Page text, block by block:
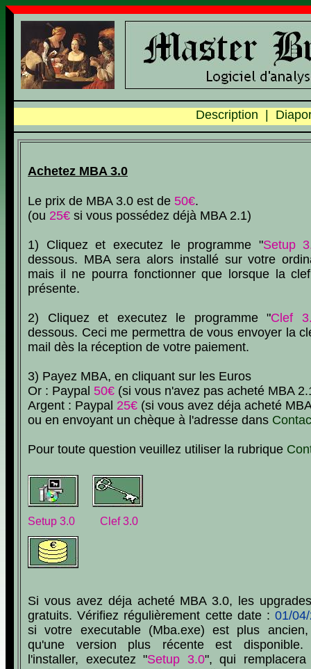
Description
Achetez MBA 3.0
Le prix de MBA 3.0 est de 50€.
(ou 25€ si vous possédez déjà MBA 2.1)
1) Cliquez et executez le programme "Setup
dessous. MBA sera alors installé sur votre
mais il ne pourra fonctionner que lorsque la
présente.
2) Cliquez et executez le programme "Clef
dessous. Ceci me permettra de vous envoyer la
mail dès la réception de votre paiement.
3) Payez MBA, en cliquant sur les Euros
Or : Paypal 50€ (si vous n'avez pas acheté MBA
Argent : Paypal 25€ (si vous avez déja acheté
ou en envoyant un chèque à l'adresse dans
Pour toute question veuillez utiliser la rubrique
Setup 3.0 Clef 3.0
Si vous avez déja acheté MBA 3.0, les
gratuits. Vérifiez régulièrement cette date : 01/
si votre executable (Mba.exe) est plus
qu'une version plus récente est disponible.
l'installer, executez "Setup 3.0", qui remplacera